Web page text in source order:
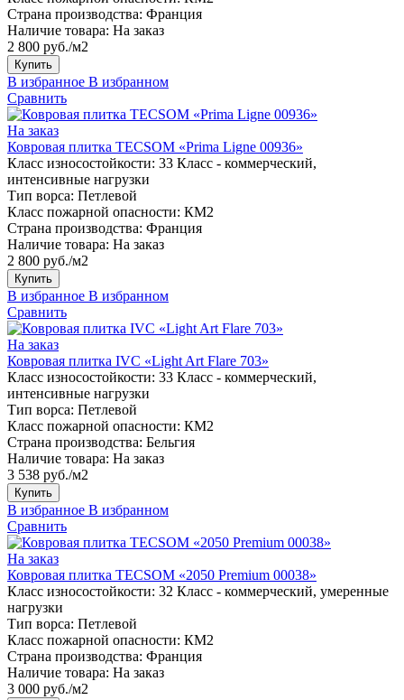
Страна производства: Франция
Наличие товара: На заказ
2 800 руб./м2
Купить
В избранное В избранном
Сравнить
На заказ
Ковровая плитка TECSOM «Prima Ligne 00936»
Класс износостойкости: 33 Класс - коммерческий,
интенсивные нагрузки
Тип ворса: Петлевой
Класс пожарной опасности: КМ2
Страна производства: Франция
Наличие товара: На заказ
2 800 руб./м2
Купить
В избранное В избранном
Сравнить
На заказ
Ковровая плитка IVC «Light Art Flare 703»
Класс износостойкости: 33 Класс - коммерческий,
интенсивные нагрузки
Тип ворса: Петлевой
Класс пожарной опасности: КМ2
Страна производства: Бельгия
Наличие товара: На заказ
3 538 руб./м2
Купить
В избранное В избранном
Сравнить
На заказ
Ковровая плитка TECSOM «2050 Premium 00038»
Класс износостойкости: 32 Класс - коммерческий, умеренные
нагрузки
Тип ворса: Петлевой
Класс пожарной опасности: КМ2
Страна производства: Франция
Наличие товара: На заказ
3 000 руб./м2